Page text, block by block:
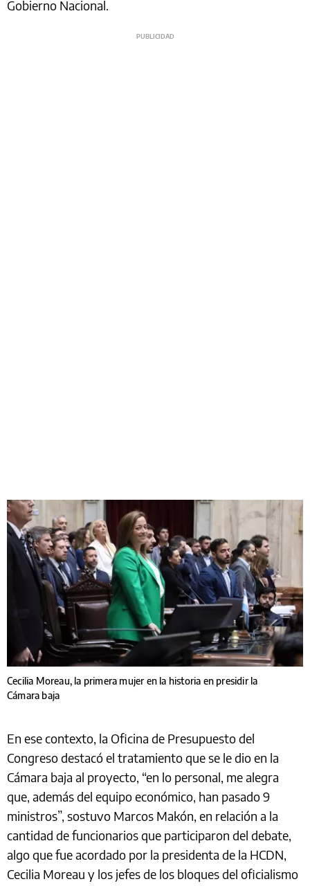
Gobierno Nacional.
Cecilia Moreau, la primera mujer en la historia en presidir la
Cámara baja
En ese contexto, la Oficina de Presupuesto del
Congreso destacó el tratamiento que se le dio en la
Cámara baja al proyecto, “en lo personal, me alegra
que, además del equipo económico, han pasado 9
ministros”, sostuvo Marcos Makón, en relación a la
cantidad de funcionarios que participaron del debate,
algo que fue acordado por la presidenta de la HCDN,
Cecilia Moreau y los jefes de los bloques del oficialismo